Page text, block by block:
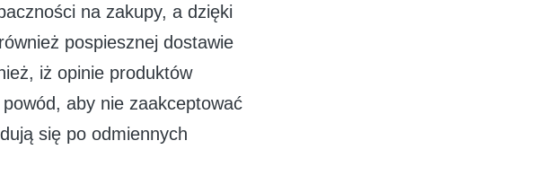
na zakupy, a dzięki
pospiesznej dostawie
iż opinie produktów
aby nie zaakceptować
się po odmiennych